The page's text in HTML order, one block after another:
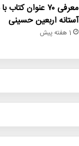
معرفی ۷۰ عنوان
آستانه اربعین حسینی
1 هفته پیش